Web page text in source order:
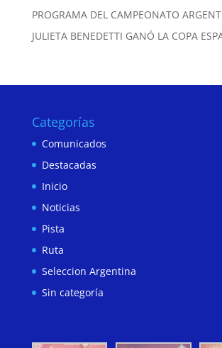
PROGRAMA DEL CAMPEONATO
JULIETA BENEDETTI GANÓ LA COPA
Categorías
Comunicados
Destacadas
Inicio
Noticias
Pista
Ruta
Seleccion Argentina
Sin categoría